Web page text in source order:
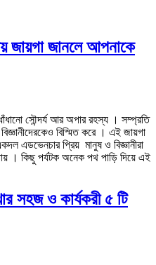
জায়গা জানলে আপনাকে
সৌন্দর্য আর অপার রহস্য । সম্প্রতি
বিস্মিত করে । এই জায়গা
এডভেনচার প্রিয় মানুষ ও বিজ্ঞানীরা
। কিছু পর্যটক অনেক পথ পাড়ি দিয়ে এই
সহজ ও কার্যকরী ৫ টি